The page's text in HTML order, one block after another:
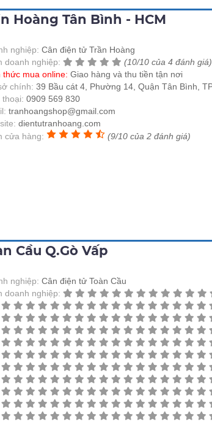
Hoàng Tân Bình - HCM
nghiệp: Cân điện tử Trần Hoàng
doanh nghiệp:
(10/10 của 4 đánh giá)
thức mua online: Giao hàng và thu tiền tận nơi
chính: 39 Bầu cát 4, Phường 14, Quận Tân Bình,
0909 569 830
tranhoangshop@gmail.com
dientutranhoang.com
cửa hàng:
(9/10 của 2 đánh giá)
Cầu Q.Gò Vấp
nghiệp: Cân điện tử Toàn Cầu
doanh nghiệp: